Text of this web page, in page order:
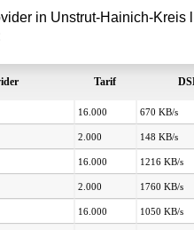
in Unstrut-Hainich-Kreis
Tarif
16.000 670 KB/s
2.000 148 KB/s
16.000 1216 KB/s
2.000 1760 KB/s
16.000 1050 KB/s